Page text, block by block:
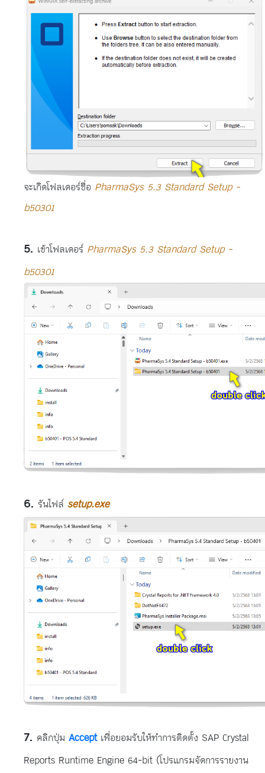
จะเกิดโฟลเดอร์ชื่อ PharmaSys 5.3 Standard Setup -
b50301
เข้าโฟลเดอร์ PharmaSys 5.3 Standard Setup -
b50301
รันไฟล์ setup.exe
คลิกปุ่ม Acceptเพื่อยอมรับให้ทำการติดตั้ง SAP Crystal
Reports Runtime Engine 64-bit (โปรแกรมจัดการรายงาน